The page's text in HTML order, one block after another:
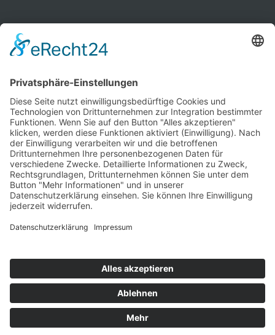
Kontakt Newsletter
Copyright© 2022-2026 Bewusst Brüggen -
Gemeindeverwaltung Brüggen der Bürgermeister.